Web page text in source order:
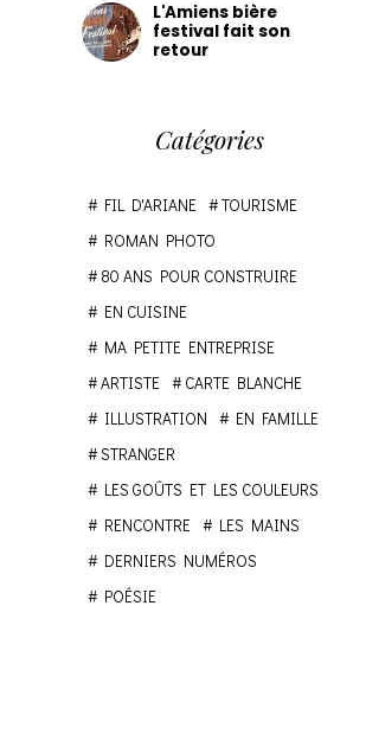
L'Amiens bière
festival fait son
retour
Catégories
FIL D'ARIANE
TOURISME
ROMAN PHOTO
80 ANS POUR CONSTRUIRE
EN CUISINE
MA PETITE ENTREPRISE
ARTISTE
CARTE BLANCHE
ILLUSTRATION
EN FAMILLE
STRANGER
LES GOÛTS ET LES COULEURS
RENCONTRE
LES MAINS
DERNIERS NUMÉROS
POÉSIE